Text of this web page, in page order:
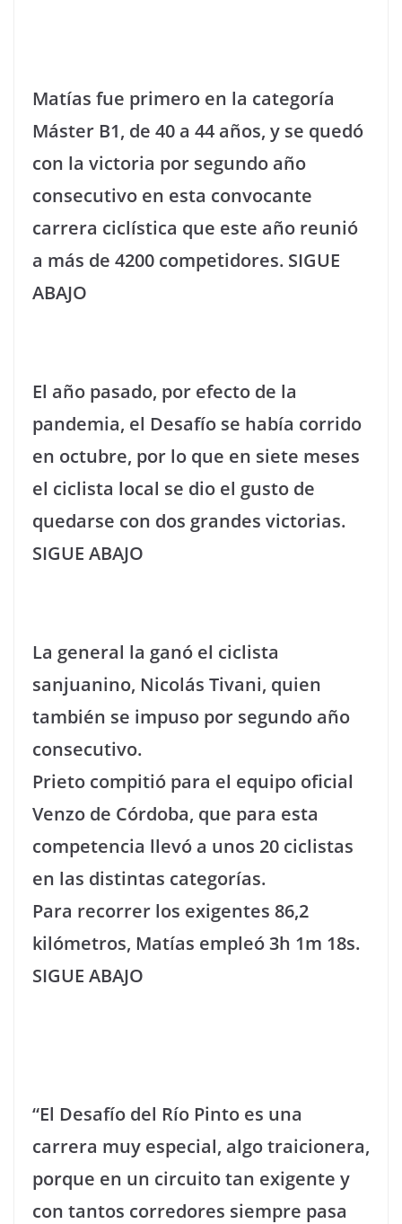
Matías fue primero en la categoría
Máster B1, de 40 a 44 años, y se quedó
con la victoria por segundo año
consecutivo en esta convocante
carrera ciclística que este año reunió
a más de 4200 competidores. SIGUE
ABAJO
El año pasado, por efecto de la
pandemia, el Desafío se había corrido
en octubre, por lo que en siete meses
el ciclista local se dio el gusto de
quedarse con dos grandes victorias.
SIGUE ABAJO
La general la ganó el ciclista
sanjuanino, Nicolás Tivani, quien
también se impuso por segundo año
consecutivo.
Prieto compitió para el equipo oficial
Venzo de Córdoba, que para esta
competencia llevó a unos 20 ciclistas
en las distintas categorías.
Para recorrer los exigentes 86,2
kilómetros, Matías empleó 3h 1m 18s.
SIGUE ABAJO
“El Desafío del Río Pinto es una
carrera muy especial, algo traicionera,
porque en un circuito tan exigente y
con tantos corredores siempre pasa